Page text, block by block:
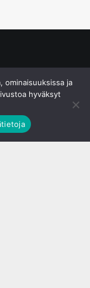
ominaisuuksissa ja
hyväksyt